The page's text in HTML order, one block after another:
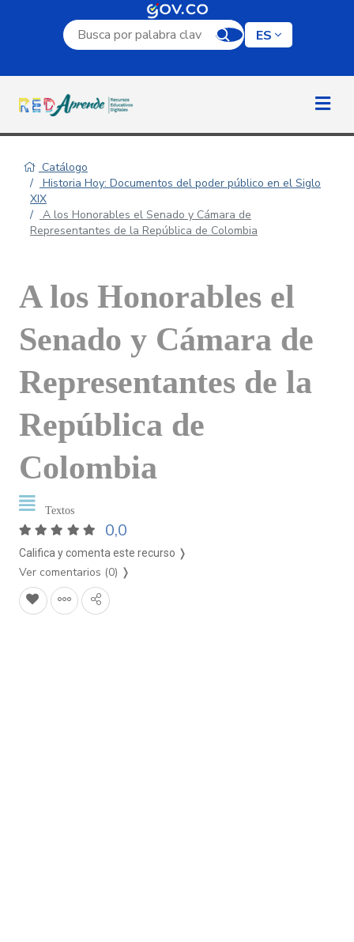
Campo de búsqueda por palabra clave
ES
Catálogo
Historia Hoy: Documentos del poder público en el Siglo
XIX
A los Honorables el Senado y Cámara de
Representantes de la República de Colombia
A los Honorables el
Senado y Cámara de
Representantes de la
República de
Colombia
Textos
0,0
Califica y comenta este recurso ❭
Ver comentarios (0) ❭